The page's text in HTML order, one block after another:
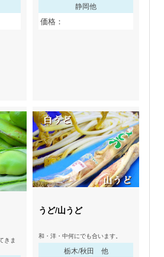
静岡他
価格：
きま
うど/山うど
和・洋・中何にでも合います。
栃木/秋田 他